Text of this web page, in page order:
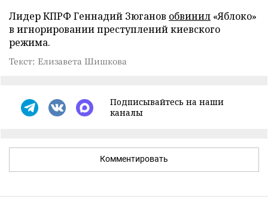
Лидер КПРФ Геннадий Зюганов обвинил «Яблоко»
в игнорировании преступлений киевского
режима.
Текст: Елизавета Шишкова
Подписывайтесь на наши
каналы
Комментировать